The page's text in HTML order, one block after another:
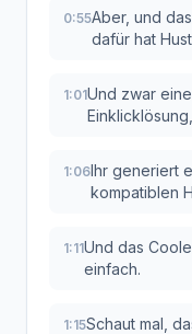
0:55Aber, und
dafür hat
1:01Und zwar
1:06Ihr generiert
kompatiblen
1:11Und das
einfach.
1:15Schaut mal,